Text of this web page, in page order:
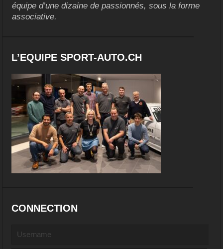
équipe d’une dizaine de passionnés, sous la forme
associative.
L’EQUIPE SPORT-AUTO.CH
CONNECTION